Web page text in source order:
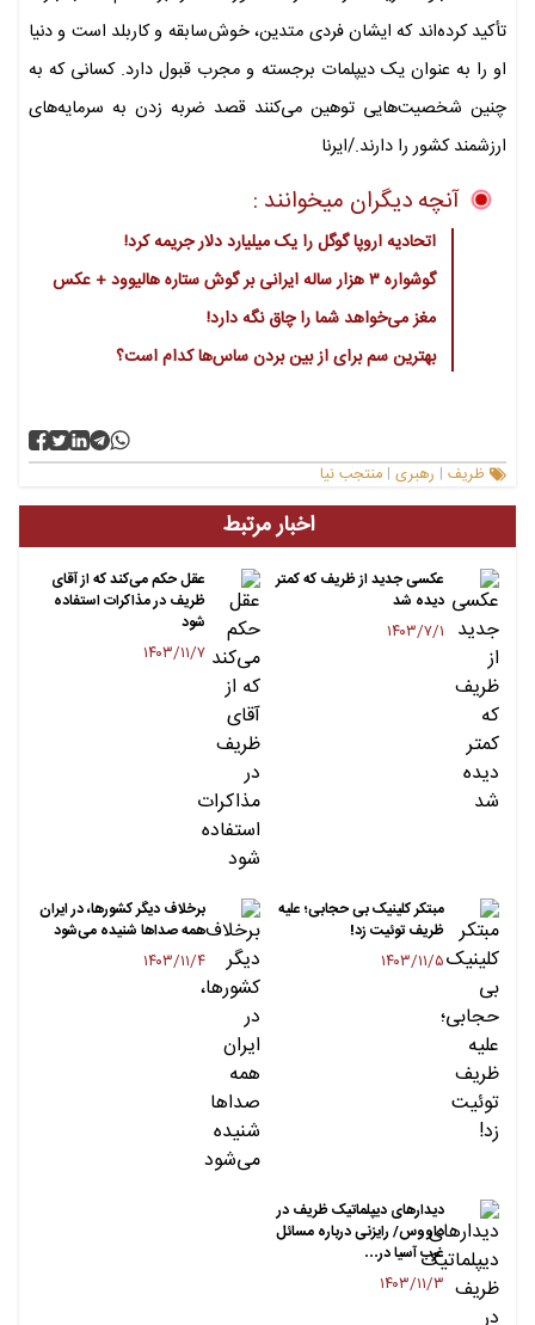
تأکید کرده‌اند که ایشان فردی متدین، خوش‌سابقه و کاربلد است و دنیا
او را به عنوان یک دیپلمات برجسته و مجرب قبول دارد. کسانی که به
چنین شخصیت‌هایی توهین می‌کنند قصد ضربه زدن به سرمایه‌های
ارزشمند کشور را دارند./ایرنا
آنچه دیگران میخوانند :
اتحادیه اروپا گوگل را یک میلیارد دلار جریمه کرد!
گوشواره ۳ هزار ساله ایرانی بر گوش ستاره هالیوود + عکس
مغز می‌خواهد شما را چاق نگه دارد!
بهترین سم برای از بین بردن ساس‌ها کدام است؟
ظریف | رهبری | منتجب نیا
اخبار مرتبط
عکسی جدید از ظریف که کمتر
دیده شد
۱۴۰۳/۷/۱
عقل حکم می‌کند که از آقای
ظریف در مذاکرات استفاده
شود
۱۴۰۳/۱۱/۷
مبتکر کلینیک بی حجابی؛ علیه
ظریف توئیت زد!
۱۴۰۳/۱۱/۵
برخلاف دیگر کشورها، در ایران
همه صداها شنیده می‌شود
۱۴۰۳/۱۱/۴
دیدارهای دیپلماتیک ظریف در
داووس/ رایزنی درباره مسائل
غرب آسیا در…
۱۴۰۳/۱۱/۳